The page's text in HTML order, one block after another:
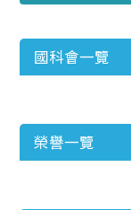
國科會一覽
榮譽一覽